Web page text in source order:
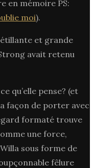
en mémoire PS:
moi).
et grande
avait retenu
qu’elle pense? (et
façon de porter avec
formaté trouve
une force,
sous forme de
fêlure